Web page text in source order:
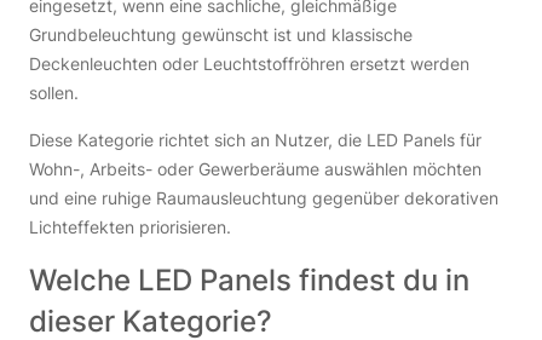
eingesetzt, wenn eine sachliche, gleichmäßige
Grundbeleuchtung gewünscht ist und klassische
Deckenleuchten oder Leuchtstoffröhren ersetzt werden
sollen.
Diese Kategorie richtet sich an Nutzer, die LED Panels für
Wohn-, Arbeits- oder Gewerberäume auswählen möchten
und eine ruhige Raumausleuchtung gegenüber dekorativen
Lichteffekten priorisieren.
Welche LED Panels findest du in
dieser Kategorie?